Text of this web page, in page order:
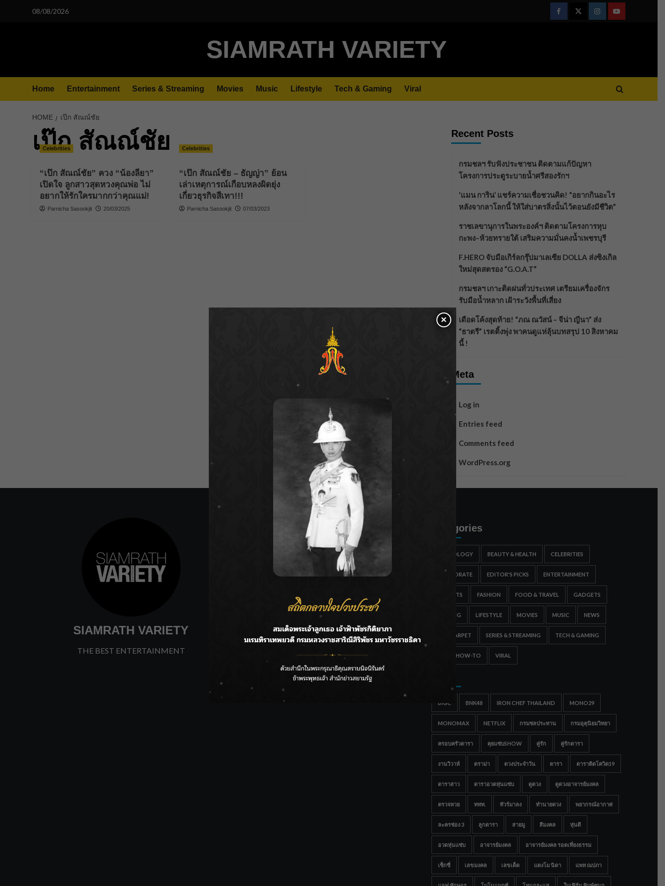
08/08/2026
FacebookTwitterInstagramYoutube
SIAMRATH VARIETY
Home Entertainment Series & Streaming Movies Music Lifestyle Tech & Gaming Viral
HOME เป๊ก สัณณ์ชัย
เป๊ก สัณณ์ชัย
Celebrities
“เป๊ก สัณณ์ชัย” ควง “น้องลียา”
เปิดใจ ลูกสาวสุดหวงคุณพ่อ ไม่
อยากให้รักใครมากกว่าคุณแม่!
Parnicha Sasookjit 20/03/2025
Celebrities
“เป๊ก สัณณ์ชัย – ธัญญ่า” ย้อน
เล่าเหตุการณ์เกือบหลงผิดยุ่ง
เกี่ยวธุรกิจสีเทา!!!
Parnicha Sasookjit 07/03/2023
Recent Posts
กรมชลฯ รับฟังประชาชน ติดตามแก้ปัญหา
โครงการประตูระบายน้ำศรีสองรักฯ
‘แมน การิน’ แชร์ความเชื่อชวนคิด! “อยากกินอะไร
หลังจากลาโลกนี้ ให้ใส่บาตรสิ่งนั้นไว้ตอนยังมีชีวิต”
ราชเลขานุการในพระองค์ฯ ติดตามโครงการหุบ
กะพง–ห้วยทรายใต้ เสริมความมั่นคงน้ำเพชรบุรี
F.HERO จับมือเกิร์ลกรุ๊ปมาเลเซีย DOLLA ส่งซิงเกิล
ใหม่สุดสตรอง “G.O.A.T”
กรมชลฯ เกาะติดฝนทั่วประเทศ เตรียมเครื่องจักร
รับมือน้ำหลาก เฝ้าระวังพื้นที่เสี่ยง
เดือดโค้งสุดท้าย! “ภณ ณวัสน์ – จีน่า ญีนา” ส่ง
“ธาตรี” เรตติ้งพุ่ง พาคนดูแห่ลุ้นบทสรุป 10 สิงหาคม
นี้ !
Meta
Log in
Entries feed
Comments feed
WordPress.org
SIAMRATH VARIETY
THE BEST ENTERTAINMENT
กรมชลฯ รับฟังประชาชน ติดตามแก้ปัญหาโครงการประตู
ลาโลกนี้ ให้ใส่บาตรสิ่งนั้นไว้ตอนยังมีชีวิต”
ราชเลขานุการในพระองค์ฯ ติดตามโครงการหุบกะพง–ห้วย
ทรายใต้ เสริมความมั่นคงน้ำเพชรบุรี
ตรอง “G.O.A.T”
กรมชลฯ เกาะติดฝนทั่วประเทศ เตรียมเครื่องจักรรับมือน้ำ
Categories
ASTROLOGY BEAUTY & HEALTH CELEBRITIES
CORPORATE EDITOR'S PICKS ENTERTAINMENT
ESPORTS FASHION FOOD & TRAVEL GADGETS
GAMING LIFESTYLE MOVIES MUSIC NEWS
RED CARPET SERIES & STREAMING TECH & GAMING
TIPS & HOW-TO VIRAL
BIGC BNK48 IRON CHEF THAILAND MONO29
MONOMAX NETFLIX กรมชลประทาน กรมอุตุนิยมวิทยา
ครอบครัวดารา คุยแซ่บSHOW คู่รัก คู่รักดารา
งานวิวาห์ ดราม่า ดวงประจำวัน ดารา ดาราติดโควิด19
ดาราสาว ดาราอวดหุ่นแซ่บ ดูดวง ดูดวงอาจารย์มงคล
ตรวจหวย ททท. ทัวร์มาลง ทำนายดวง พยากรณ์อากาศ
ละครช่อง 3 ลูกดารา สายมู สีมงคล หุ่นดี
อวดหุ่นแซ่บ อาจารย์มงคล อาจารย์มงคล รอดเที่ยงธรรม
เซ็กซี่ เลขมงคล เลขเด็ด แตงโม นิดา แพท ณปภา
×